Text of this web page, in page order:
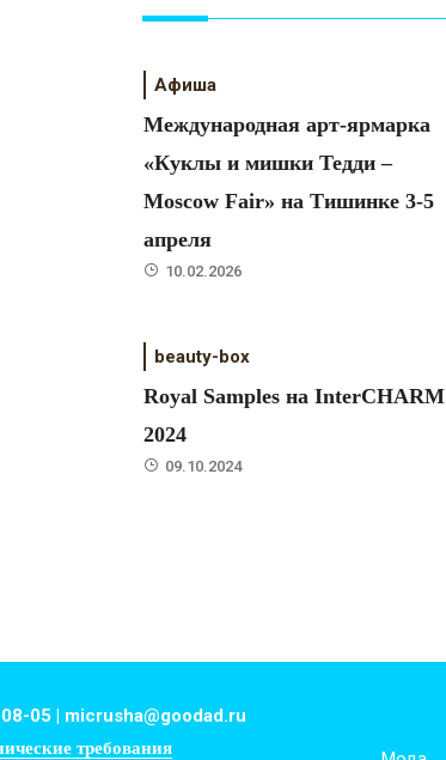
Афиша
Международная арт-ярмарка
«Куклы и мишки Тедди –
Moscow Fair» на Тишинке 3-5
апреля
10.02.2026
beauty-box
Royal Samples на InterCHARM
2024
09.10.2024
05 | micrusha@goodad.ru
требования